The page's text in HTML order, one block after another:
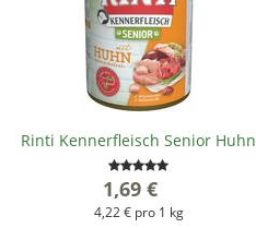
Rinti Kennerfleisch Senior Huhn
1,69 €
4,22 € pro 1 kg